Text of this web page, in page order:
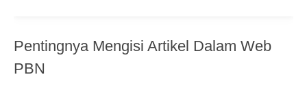
Pentingnya Mengisi Artikel Dalam Web
PBN